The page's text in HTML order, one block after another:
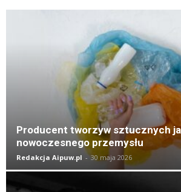
Producent tworzyw sztucznych
nowoczesnego przemysłu
Redakcja Aipuw.pl - 30 maja 2026